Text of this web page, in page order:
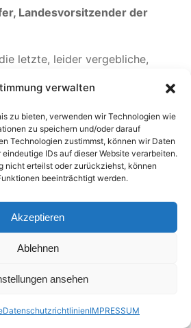
verwalten
zu bieten, verwenden wir Technologien wie
zu speichern und/oder darauf
Technologien zustimmst, können wir Daten
IDs auf dieser Website verarbeiten.
nicht erteilst oder zurückziehst, können
beeinträchtigt werden.
Akzeptieren
Ablehnen
ansehen
DatenschutzrichtlinienIMPRESSUM
Landesvorsitzender der
letzte, leider vergebliche,
naher Zukunft als Irrweg
Auffassung der Innen- und
auf den parlamentarischen
Die Bedenken wurden vom
die Justiz wird das Gesetz
dass zukünftig mehr Menschen
Der Cannabis-Markt wird
die Konsumenten zu bringen.
sich auch auf Kinder und